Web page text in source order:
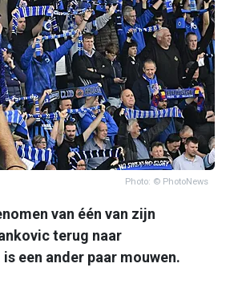
Photo: © PhotoNews
van één van zijn
terug naar
een ander paar mouwen.